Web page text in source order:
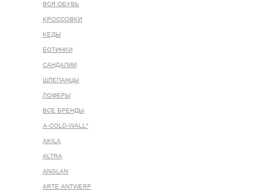
ВСЯ ОБУВЬ
КРОССОВКИ
КЕДЫ
БОТИНКИ
САНДАЛИИ
ШЛЕПАНЦЫ
ЛОФЕРЫ
ВСЕ БРЕНДЫ
A-COLD-WALL*
AKILA
ALTRA
ANGLAN
ARTE ANTWERP